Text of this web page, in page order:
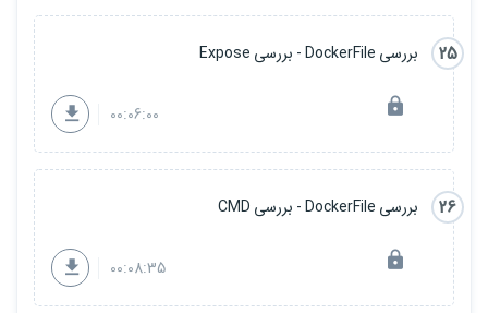
25 بررسی DockerFile - بررسی Expose
00:06:00
26 بررسی DockerFile - بررسی CMD
00:08:35